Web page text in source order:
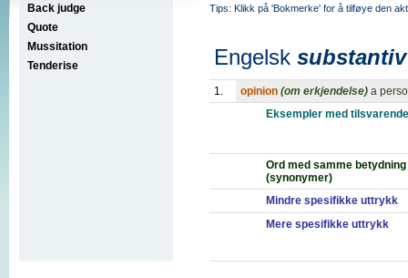
Back judge
Quote
Mussitation
Tenderise
Tips: Klikk på 'Bokmerke' for å tilføye den
Engelsk substantiv
1. opinion (om erkjendelse) a
Eksempler med
Ord med samme betydning
(synonymer)
Mindre spesifikke uttrykk
Mere spesifikke uttrykk